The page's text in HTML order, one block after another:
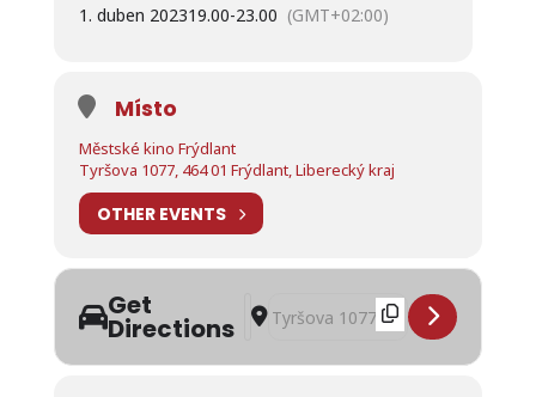
1. duben 202319.00-23.00 (GMT+02:00)
Místo
Městské kino Frýdlant
Tyršova 1077, 464 01 Frýdlant, Liberecký kraj
OTHER EVENTS
Get
Directions
Address - Divadelní představení Ať
Destination Address - Divadelní